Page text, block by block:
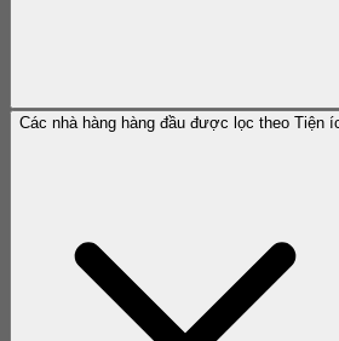
Các nhà hàng hàng đầu được lọc theo Tiện